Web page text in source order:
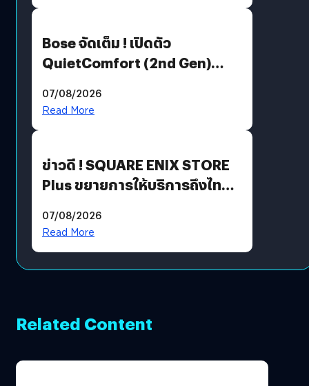
Bose จัดเต็ม ! เปิดตัว
QuietComfort (2nd Gen)
07/08/2026
Read More
ข่าวดี ! SQUARE ENIX STORE
Plus ขยายการให้บริการถึงไทย
โดยตรง
07/08/2026
Read More
Related Content